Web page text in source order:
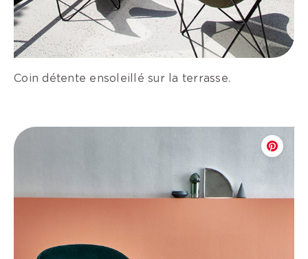
Coin détente ensoleillé sur la terrasse.